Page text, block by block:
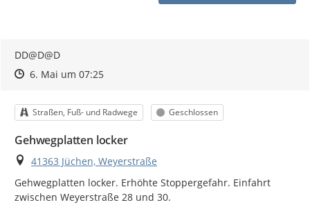
DD@D@D
Zeitpunkt des Erstellens
Zeitpunkt des Erstellens
6. Mai um 07:25Zur Äußerung
Kategorie
Straßen, Fuß- und Radwege Status
Geschlossen
Gehwegplatten locker
Ort
41363 Jüchen, Weyerstraße
Gehwegplatten locker. Erhöhte Stoppergefahr. Einfahrt
zwischen Weyerstraße 28 und 30.